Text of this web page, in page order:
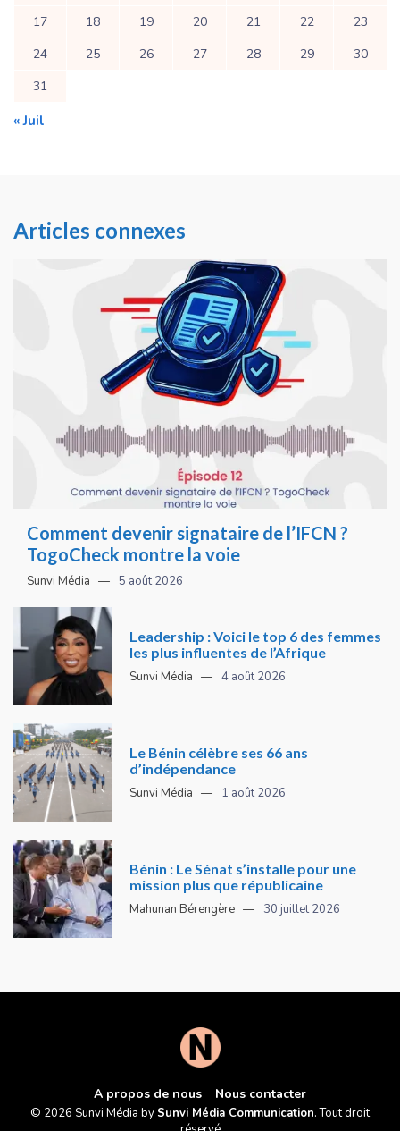
17
18 19 20 21 22
23
24
25 26 27 28 29
30
31
« Juil
Articles connexes
Comment devenir signataire de l’IFCN ?
TogoCheck montre la voie
Sunvi Média 5 août 2026
Leadership : Voici le top 6 des femmes
les plus influentes de l’Afrique
Sunvi Média 4 août 2026
Le Bénin célèbre ses 66 ans
d’indépendance
Sunvi Média 1 août 2026
Bénin : Le Sénat s’installe pour une
mission plus que républicaine
Mahunan Bérengère 30 juillet 2026
A propos de nous Nous contacter
© 2026 Sunvi Média by Sunvi Média Communication. Tout droit